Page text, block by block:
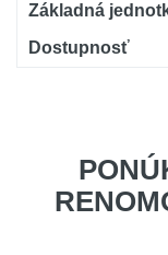
Základná
Dostupnosť